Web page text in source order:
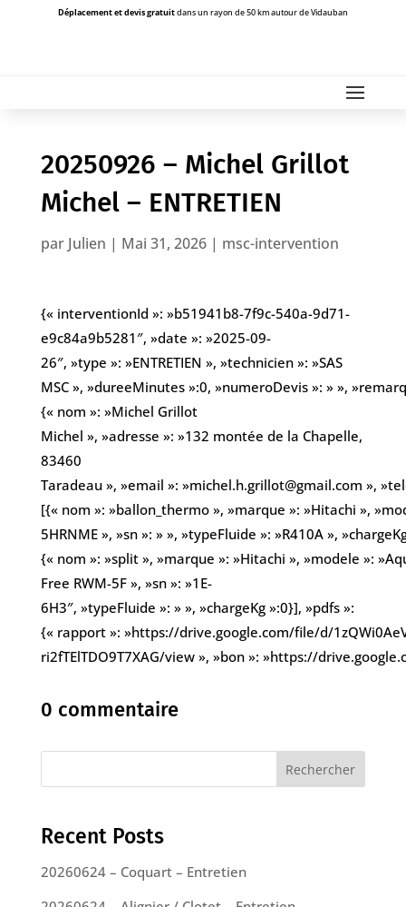
Déplacement et devis gratuitdans un rayon de 50 km autour de Vidauban
20250926 – Michel Grillot
Michel – ENTRETIEN
par Julien | Mai 31, 2026| msc-intervention
{« interventionId »: »b51941b8-7f9c-540a-9d71-
e9c84a9b5281″, »date »: »2025-09-
26″, »type »: »ENTRETIEN », »technicien »: »SAS
MSC », »dureeMinutes »:0, »numeroDevis »: » »,
{« nom »: »Michel Grillot
Michel », »adresse »: »132 montée de la Chapelle,
83460
Taradeau », »email »: »michel.h.grillot@gmail.com »,
[{« nom »: »ballon_thermo », »marque »: »Hitachi »,
5HRNME », »sn »: » », »typeFluide »: »R410A »,
{« nom »: »split », »marque »: »Hitachi », »modele »:
Free RWM-5F », »sn »: »1E-
6H3″, »typeFluide »: » », »chargeKg »:0}], »pdfs »:
{« rapport »: »https://drive.google.com/file/d/
ri2fTElTDO9T7XAG/view », »bon »: »https://
0 commentaire
Rechercher
Recent Posts
20260624 – Coquart – Entretien